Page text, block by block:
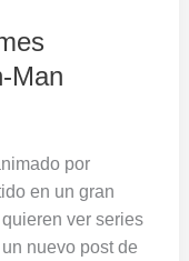
Man
por
en un gran
ver series
nuevo post de